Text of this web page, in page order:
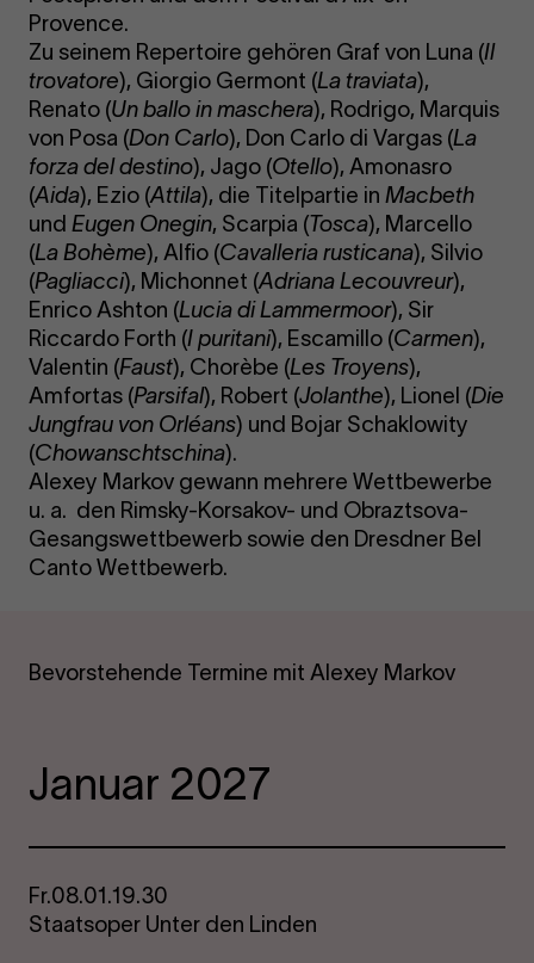
Provence.
Zu seinem Repertoire gehören Graf von Luna (Il
trovatore), Giorgio Germont (La traviata),
Renato (Un ballo in maschera), Rodrigo, Marquis
von Posa (Don Carlo), Don Carlo di Vargas (La
forza del destino), Jago (Otello), Amonasro
(Aida), Ezio (Attila), die Titelpartie in Macbeth
und Eugen Onegin, Scarpia (Tosca), Marcello
(La Bohème), Alfio (Cavalleria rusticana), Silvio
(Pagliacci), Michonnet (Adriana Lecouvreur),
Enrico Ashton (Lucia di Lammermoor), Sir
Riccardo Forth (I puritani), Escamillo (Carmen),
Valentin (Faust), Chorèbe (Les Troyens),
Amfortas (Parsifal), Robert (Jolanthe), Lionel (Die
Jungfrau von Orléans) und Bojar Schaklowity
(Chowanschtschina).
Alexey Markov gewann mehrere Wettbewerbe
u. a. den Rimsky-Korsakov- und Obraztsova-
Gesangswettbewerb sowie den Dresdner Bel
Canto Wettbewerb.
Bevorstehende Termine mit Alexey Markov
Januar 2027
Fr.08.01.19.30
Staatsoper Unter den Linden